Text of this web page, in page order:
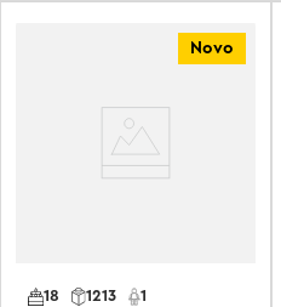
Novo
1213
18 1